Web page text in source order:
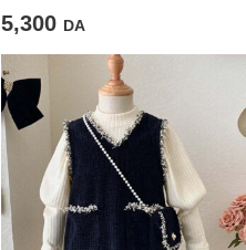
5,300 DA